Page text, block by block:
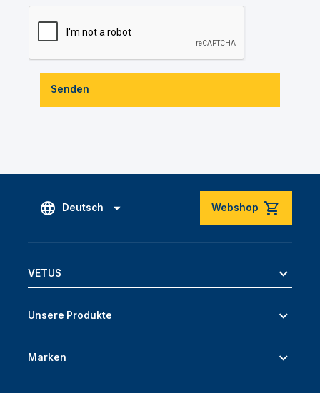
Senden
Deutsch Webshop
VETUS
Unsere Produkte
Marken